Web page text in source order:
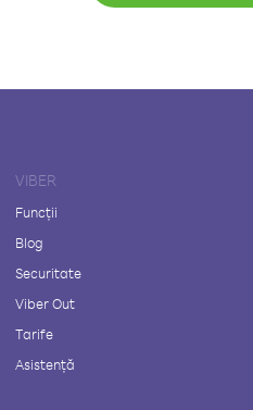
VIBER
Funcții
Blog
Securitate
Viber Out
Tarife
Asistență